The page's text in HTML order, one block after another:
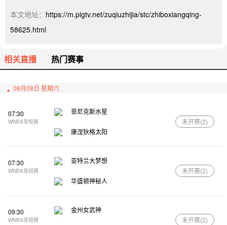
本文地址： https://m.pigtv.net/zuqiuzhijia/stc/zhiboxiangqing-
58625.html
相关直播 热门赛事
08月08日 星期六
07:30
WNBA常规赛
菲尼克斯水星
康涅狄格太阳
未开赛(2)
07:30
WNBA常规赛
亚特兰大梦想
华盛顿神秘人
未开赛(2)
09:30
WNBA常规赛
金州女武神
未开赛(2)